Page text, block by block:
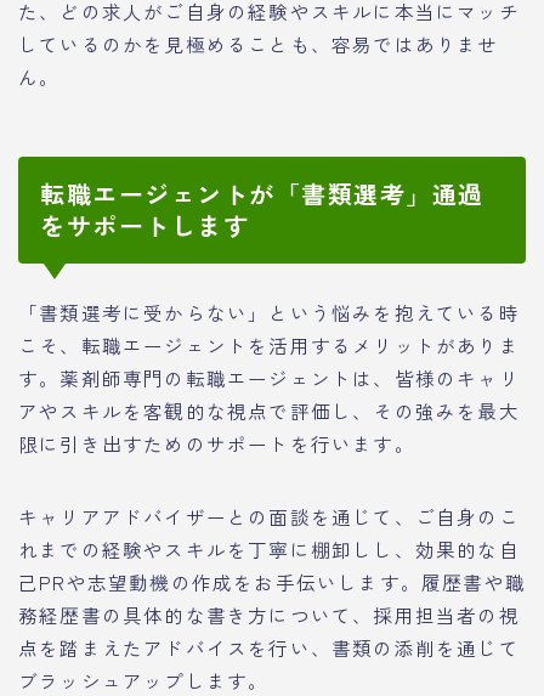
た、どの求人がご自身の経験やスキルに本当にマッチ
しているのかを見極めることも、容易ではありませ
ん。
転職エージェントが「書類選考」通過
をサポートします
「書類選考に受からない」という悩みを抱えている時
こそ、転職エージェントを活用するメリットがありま
す。薬剤師専門の転職エージェントは、皆様のキャリ
アやスキルを客観的な視点で評価し、その強みを最大
限に引き出すためのサポートを行います。
キャリアアドバイザーとの面談を通じて、ご自身のこ
れまでの経験やスキルを丁寧に棚卸しし、効果的な自
己PRや志望動機の作成をお手伝いします。履歴書や職
務経歴書の具体的な書き方について、採用担当者の視
点を踏まえたアドバイスを行い、書類の添削を通じて
ブラッシュアップします。